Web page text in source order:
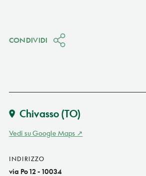
CONDIVIDI
Chivasso(TO)
Vedi su Google Maps
INDIRIZZO
via Po 12 - 10034